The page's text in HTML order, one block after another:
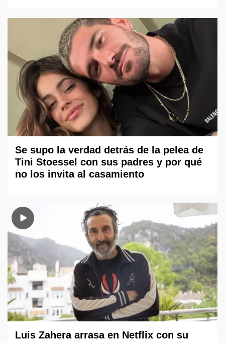
Se supo la verdad detrás de la pelea de
Tini Stoessel con sus padres y por qué
no los invita al casamiento
Luis Zahera arrasa en Netflix con su